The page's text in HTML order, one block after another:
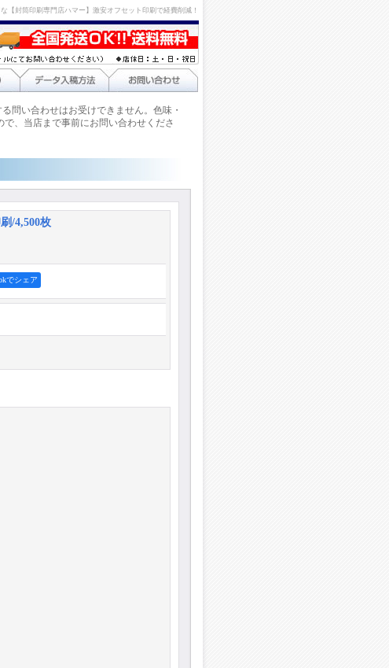
【封筒印刷専門店ハマー】激安オフセット印刷で経費削減！
問い合わせはお受けできません。色味・
、当店まで事前にお問い合わせくださ
/4,500枚
でシェア